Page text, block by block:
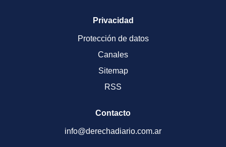
Privacidad
Protección de datos
Canales
Sitemap
RSS
Contacto
info@derechadiario.com.ar